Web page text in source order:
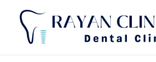
Saltar
contenido